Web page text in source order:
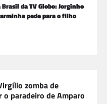
da TV Globo: Jorginho
pede para o filho
zomba de
o paradeiro de Amparo